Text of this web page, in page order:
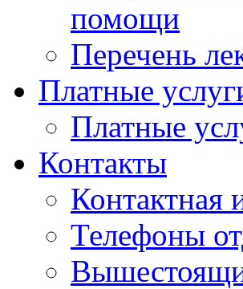
помощи
Перечень
Платные
Платные
Контакты
Контактная
Телефоны